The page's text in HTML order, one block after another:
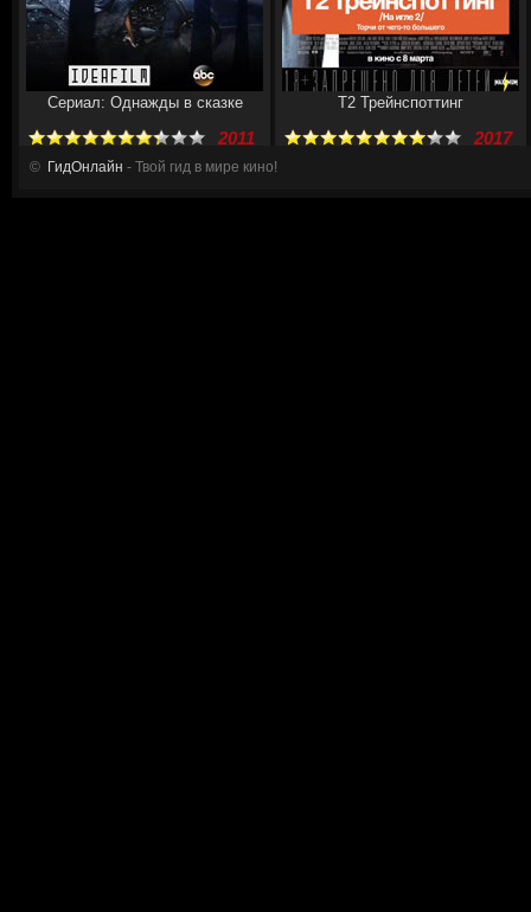
Сериал: Однажды в сказке
2011
Т2 Трейнспоттинг
2017
© ГидОнлайн - Твой гид в мире кино!